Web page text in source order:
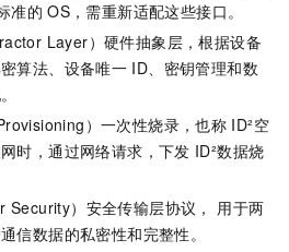
准的 OS，需重新适配这些接口。
Layer）硬件抽象层，根据设备
算法、设备唯一 ID、密钥管理和数
）一次性烧录，也称 ID²空
时，通过网络请求，下发 ID²数据烧
Security）安全传输层协议， 用于两
信数据的私密性和完整性。